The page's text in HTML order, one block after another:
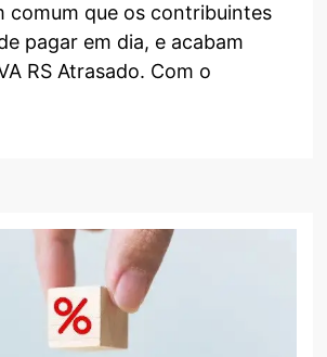
comum que os contribuintes
pagar em dia, e acabam
RS Atrasado. Com o